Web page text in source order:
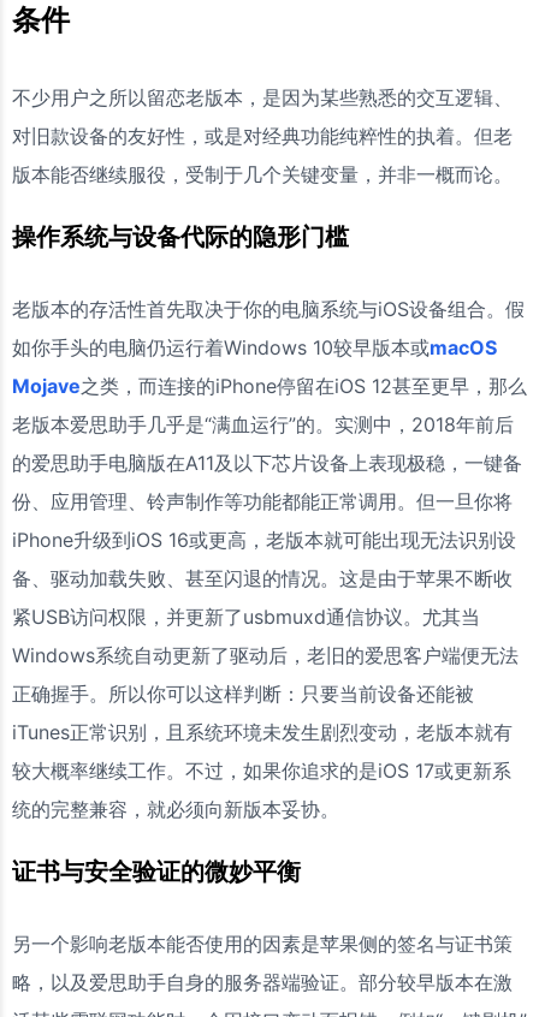
条件
不少用户之所以留恋老版本，是因为某些熟悉的交互逻辑、
对旧款设备的友好性，或是对经典功能纯粹性的执着。但老
版本能否继续服役，受制于几个关键变量，并非一概而论。
操作系统与设备代际的隐形门槛
老版本的存活性首先取决于你的电脑系统与iOS设备组合。假
如你手头的电脑仍运行着Windows 10较早版本或macOS
Mojave之类，而连接的iPhone停留在iOS 12甚至更早，那么
老版本爱思助手几乎是“满血运行”的。实测中，2018年前后
的爱思助手电脑版在A11及以下芯片设备上表现极稳，一键备
份、应用管理、铃声制作等功能都能正常调用。但一旦你将
iPhone升级到iOS 16或更高，老版本就可能出现无法识别设
备、驱动加载失败、甚至闪退的情况。这是由于苹果不断收
紧USB访问权限，并更新了usbmuxd通信协议。尤其当
Windows系统自动更新了驱动后，老旧的爱思客户端便无法
正确握手。所以你可以这样判断：只要当前设备还能被
iTunes正常识别，且系统环境未发生剧烈变动，老版本就有
较大概率继续工作。不过，如果你追求的是iOS 17或更新系
统的完整兼容，就必须向新版本妥协。
证书与安全验证的微妙平衡
另一个影响老版本能否使用的因素是苹果侧的签名与证书策
略，以及爱思助手自身的服务器端验证。部分较早版本在激